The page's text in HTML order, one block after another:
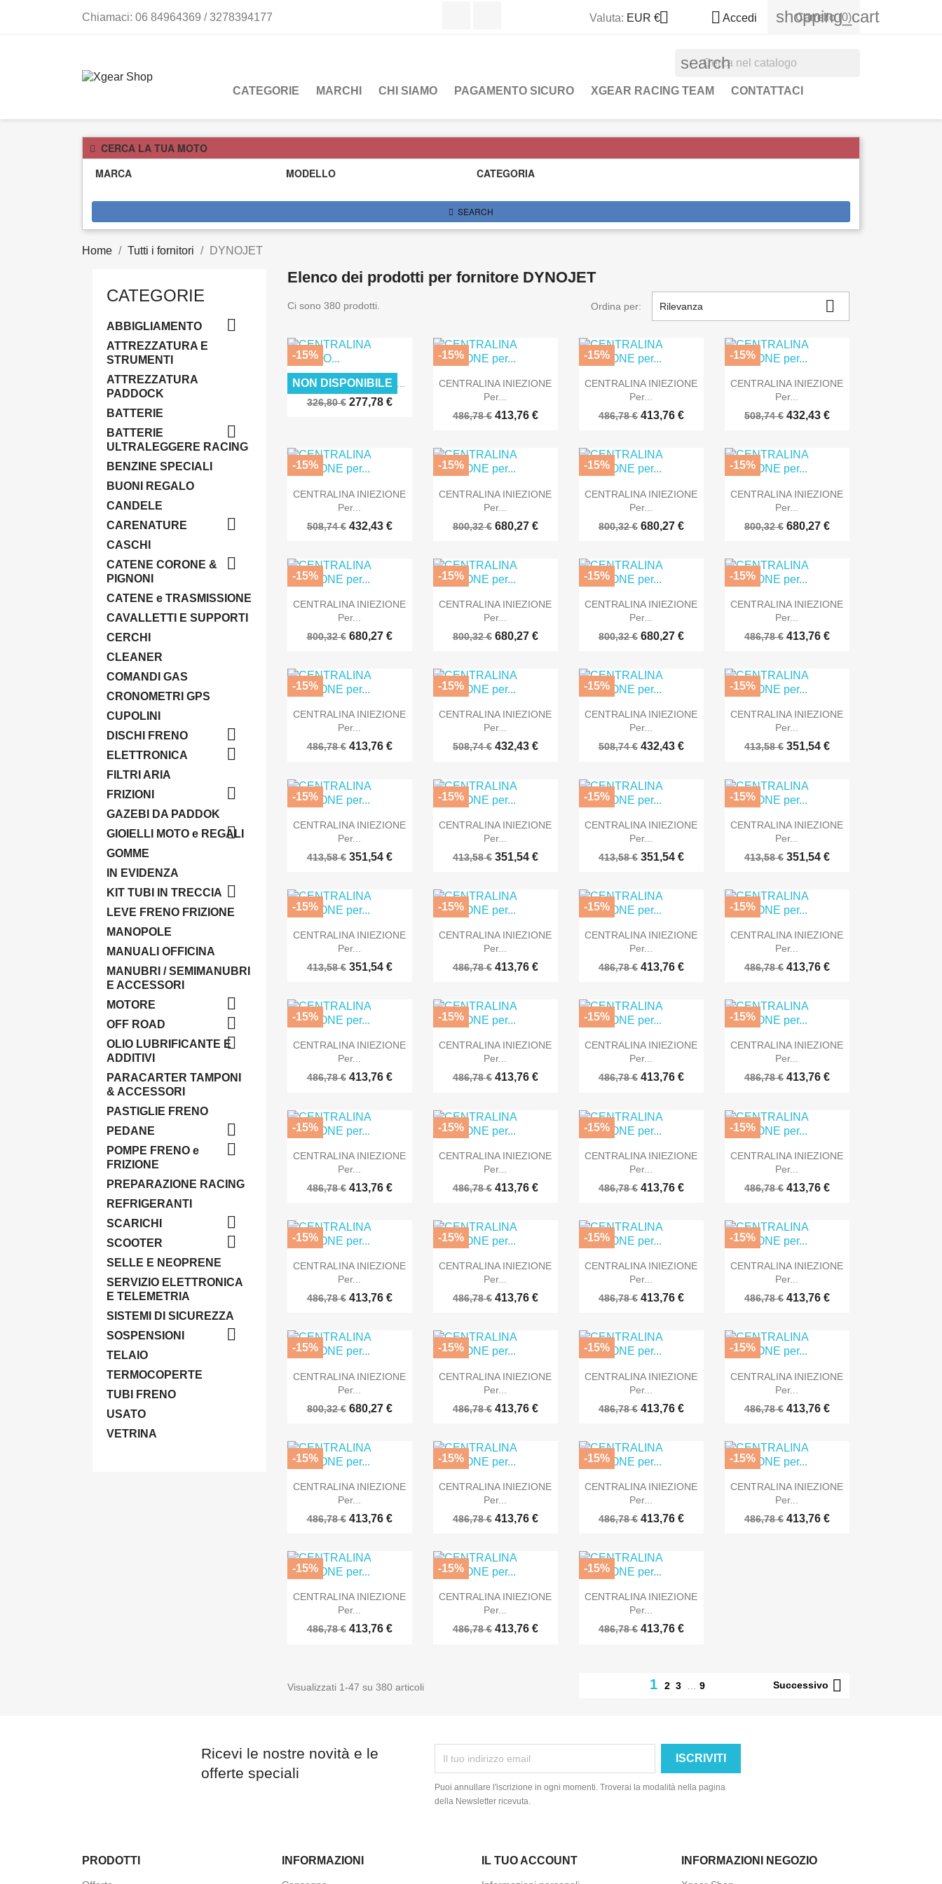
Chiamaci: 06 84964369 / 3278394177
Valuta: EUR €  Accedi shopping_cart
Carrello (0)
search
CATEGORIE MARCHI CHI SIAMO PAGAMENTO SICURO XGEAR RACING TEAM CONTATTACI
CERCA LA TUA MOTO
MARCA
MODELLO CATEGORIA
SEARCH
Home Tutti i fornitori DYNOJET
CATEGORIE
ABBIGLIAMENTO 
ATTREZZATURA E
STRUMENTI
ATTREZZATURA
PADDOCK
BATTERIE
BATTERIE
ULTRALEGGERE RACING

BENZINE SPECIALI
BUONI REGALO
CANDELE
CARENATURE

CASCHI
CATENE CORONE &
PIGNONI

CATENE e TRASMISSIONE
CAVALLETTI E SUPPORTI
CERCHI
CLEANER
COMANDI GAS
CRONOMETRI GPS
CUPOLINI
DISCHI FRENO

ELETTRONICA 
FILTRI ARIA
FRIZIONI

GAZEBI DA PADDOK
GIOIELLI MOTO e REGALI

GOMME
IN EVIDENZA
KIT TUBI IN TRECCIA 
LEVE FRENO FRIZIONE
MANOPOLE
MANUALI OFFICINA
MANUBRI / SEMIMANUBRI
E ACCESSORI
MOTORE

OFF ROAD 
OLIO LUBRIFICANTE E
ADDITIVI

PARACARTER TAMPONI
& ACCESSORI
PASTIGLIE FRENO
PEDANE

POMPE FRENO e
FRIZIONE

PREPARAZIONE RACING
REFRIGERANTI
SCARICHI

SCOOTER 
SELLE E NEOPRENE
SERVIZIO ELETTRONICA
E TELEMETRIA
SISTEMI DI SICUREZZA
SOSPENSIONI

TELAIO
TERMOCOPERTE
TUBI FRENO
USATO
VETRINA
Elenco dei prodotti per fornitore DYNOJET
Ci sono 380 prodotti. Ordina per: Rilevanza 
 Anteprima
CENTRALINA CAMBIO...
326,80 € 277,78 €
-15%
NON DISPONIBILE  Anteprima
CENTRALINA INIEZIONE
Per...
486,78 € 413,76 €
-15%
 Anteprima
CENTRALINA INIEZIONE
Per...
486,78 € 413,76 €
-15%
 Anteprima
CENTRALINA INIEZIONE
Per...
508,74 € 432,43 €
-15%
 Anteprima
CENTRALINA INIEZIONE
Per...
508,74 € 432,43 €
-15%
 Anteprima
CENTRALINA INIEZIONE
Per...
800,32 € 680,27 €
-15%
 Anteprima
CENTRALINA INIEZIONE
Per...
800,32 € 680,27 €
-15%
 Anteprima
CENTRALINA INIEZIONE
Per...
800,32 € 680,27 €
-15%
 Anteprima
CENTRALINA INIEZIONE
Per...
800,32 € 680,27 €
-15%
 Anteprima
CENTRALINA INIEZIONE
Per...
800,32 € 680,27 €
-15%
 Anteprima
CENTRALINA INIEZIONE
Per...
800,32 € 680,27 €
-15%
 Anteprima
CENTRALINA INIEZIONE
Per...
486,78 € 413,76 €
-15%
 Anteprima
CENTRALINA INIEZIONE
Per...
486,78 € 413,76 €
-15%
 Anteprima
CENTRALINA INIEZIONE
Per...
508,74 € 432,43 €
-15%
 Anteprima
CENTRALINA INIEZIONE
Per...
508,74 € 432,43 €
-15%
 Anteprima
CENTRALINA INIEZIONE
Per...
413,58 € 351,54 €
-15%
 Anteprima
CENTRALINA INIEZIONE
Per...
413,58 € 351,54 €
-15%
 Anteprima
CENTRALINA INIEZIONE
Per...
413,58 € 351,54 €
-15%
 Anteprima
CENTRALINA INIEZIONE
Per...
413,58 € 351,54 €
-15%
 Anteprima
CENTRALINA INIEZIONE
Per...
413,58 € 351,54 €
-15%
 Anteprima
CENTRALINA INIEZIONE
Per...
413,58 € 351,54 €
-15%
 Anteprima
CENTRALINA INIEZIONE
Per...
486,78 € 413,76 €
-15%
 Anteprima
CENTRALINA INIEZIONE
Per...
486,78 € 413,76 €
-15%
 Anteprima
CENTRALINA INIEZIONE
Per...
486,78 € 413,76 €
-15%
 Anteprima
CENTRALINA INIEZIONE
Per...
486,78 € 413,76 €
-15%
 Anteprima
CENTRALINA INIEZIONE
Per...
486,78 € 413,76 €
-15%
 Anteprima
CENTRALINA INIEZIONE
Per...
486,78 € 413,76 €
-15%
 Anteprima
CENTRALINA INIEZIONE
Per...
486,78 € 413,76 €
-15%
 Anteprima
CENTRALINA INIEZIONE
Per...
486,78 € 413,76 €
-15%
 Anteprima
CENTRALINA INIEZIONE
Per...
486,78 € 413,76 €
-15%
 Anteprima
CENTRALINA INIEZIONE
Per...
486,78 € 413,76 €
-15%
 Anteprima
CENTRALINA INIEZIONE
Per...
486,78 € 413,76 €
-15%
 Anteprima
CENTRALINA INIEZIONE
Per...
486,78 € 413,76 €
-15%
 Anteprima
CENTRALINA INIEZIONE
Per...
486,78 € 413,76 €
-15%
 Anteprima
CENTRALINA INIEZIONE
Per...
486,78 € 413,76 €
-15%
 Anteprima
CENTRALINA INIEZIONE
Per...
486,78 € 413,76 €
-15%
 Anteprima
CENTRALINA INIEZIONE
Per...
800,32 € 680,27 €
-15%
 Anteprima
CENTRALINA INIEZIONE
Per...
486,78 € 413,76 €
-15%
 Anteprima
CENTRALINA INIEZIONE
Per...
486,78 € 413,76 €
-15%
 Anteprima
CENTRALINA INIEZIONE
Per...
486,78 € 413,76 €
-15%
 Anteprima
CENTRALINA INIEZIONE
Per...
486,78 € 413,76 €
-15%
 Anteprima
CENTRALINA INIEZIONE
Per...
486,78 € 413,76 €
-15%
 Anteprima
CENTRALINA INIEZIONE
Per...
486,78 € 413,76 €
-15%
 Anteprima
CENTRALINA INIEZIONE
Per...
486,78 € 413,76 €
-15%
 Anteprima
CENTRALINA INIEZIONE
Per...
486,78 € 413,76 €
-15%
 Anteprima
CENTRALINA INIEZIONE
Per...
486,78 € 413,76 €
-15%
 Anteprima
CENTRALINA INIEZIONE
Per...
486,78 € 413,76 €
-15%
Visualizzati 1-47 su 380 articoli 1 2 3 9 Successivo 
Ricevi le nostre novità e le
offerte speciali
Puoi annullare l'iscrizione in ogni momenti. Troverai la modalità nella pagina
della Newsletter ricevuta.
PRODOTTI INFORMAZIONI IL TUO ACCOUNT INFORMAZIONI NEGOZIO